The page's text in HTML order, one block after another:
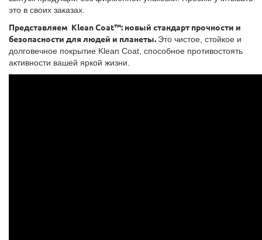
это в своих заказах.
Представляем Klean Coat™: новый стандарт прочности и
безопасности для людей и планеты. Это чистое, стойкое и
долговечное покрытие Klean Coat, способное противостоять
активности вашей яркой жизни.